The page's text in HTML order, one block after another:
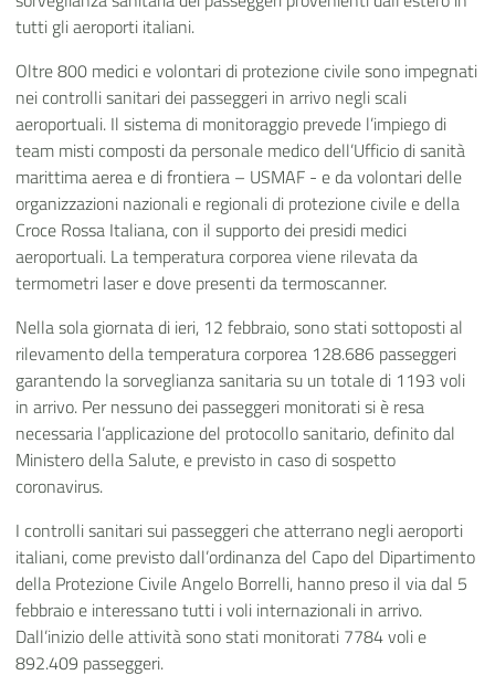
tutti gli aeroporti italiani.
Oltre 800 medici e volontari di protezione civile sono impegnati
nei controlli sanitari dei passeggeri in arrivo negli scali
aeroportuali. Il sistema di monitoraggio prevede l’impiego di
team misti composti da personale medico dell’Ufficio di sanità
marittima aerea e di frontiera – USMAF - e da volontari delle
organizzazioni nazionali e regionali di protezione civile e della
Croce Rossa Italiana, con il supporto dei presidi medici
aeroportuali. La temperatura corporea viene rilevata da
termometri laser e dove presenti da termoscanner.
Nella sola giornata di ieri, 12 febbraio, sono stati sottoposti al
rilevamento della temperatura corporea 128.686 passeggeri
garantendo la sorveglianza sanitaria su un totale di 1193 voli
in arrivo. Per nessuno dei passeggeri monitorati si è resa
necessaria l’applicazione del protocollo sanitario, definito dal
Ministero della Salute, e previsto in caso di sospetto
coronavirus.
I controlli sanitari sui passeggeri che atterrano negli aeroporti
italiani, come previsto dall’ordinanza del Capo del Dipartimento
della Protezione Civile Angelo Borrelli, hanno preso il via dal 5
febbraio e interessano tutti i voli internazionali in arrivo.
Dall’inizio delle attività sono stati monitorati 7784 voli e
892.409 passeggeri.